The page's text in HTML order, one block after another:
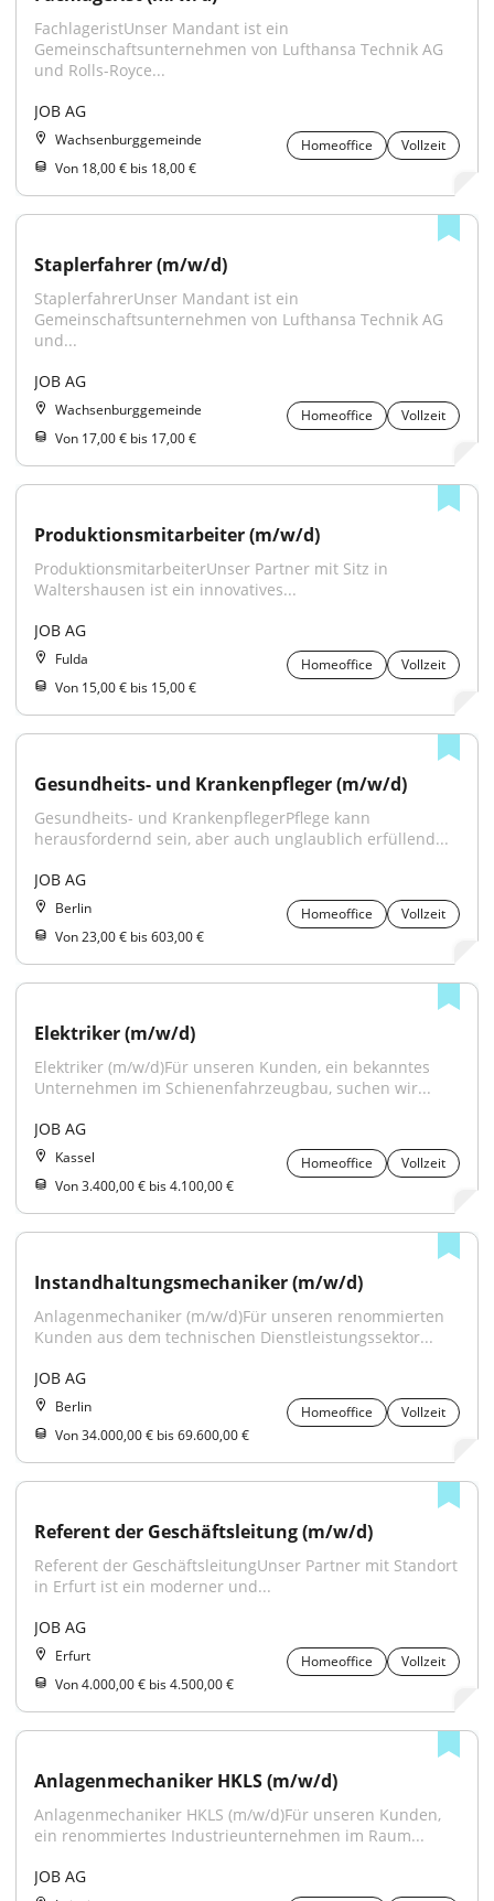
FachlageristUnser Mandant ist ein
Gemeinschaftsunternehmen von Lufthansa Technik AG
und Rolls-Royce...
JOB AG
Wachsenburggemeinde Homeoffice
Vollzeit
Von 18,00 € bis 18,00 €
Staplerfahrer (m/w/d)
StaplerfahrerUnser Mandant ist ein
Gemeinschaftsunternehmen von Lufthansa Technik AG
und...
JOB AG
Wachsenburggemeinde Homeoffice
Vollzeit
Von 17,00 € bis 17,00 €
Produktionsmitarbeiter (m/w/d)
ProduktionsmitarbeiterUnser Partner mit Sitz in
Waltershausen ist ein innovatives...
JOB AG
Fulda Homeoffice
Vollzeit
Von 15,00 € bis 15,00 €
Gesundheits- und Krankenpfleger (m/w/d)
Gesundheits- und KrankenpflegerPflege kann
herausfordernd sein, aber auch unglaublich erfüllend...
JOB AG
Berlin Homeoffice
Vollzeit
Von 23,00 € bis 603,00 €
Elektriker (m/w/d)
Elektriker (m/w/d)Für unseren Kunden, ein bekanntes
Unternehmen im Schienenfahrzeugbau, suchen wir...
JOB AG
Kassel Homeoffice
Vollzeit
Von 3.400,00 € bis 4.100,00 €
Instandhaltungsmechaniker (m/w/d)
Anlagenmechaniker (m/w/d)Für unseren renommierten
Kunden aus dem technischen Dienstleistungssektor...
JOB AG
Berlin Homeoffice
Vollzeit
Von 34.000,00 € bis 69.600,00 €
Referent der Geschäftsleitung (m/w/d)
Referent der GeschäftsleitungUnser Partner mit Standort
in Erfurt ist ein moderner und...
JOB AG
Erfurt Homeoffice
Vollzeit
Von 4.000,00 € bis 4.500,00 €
Anlagenmechaniker HKLS (m/w/d)
Anlagenmechaniker HKLS (m/w/d)Für unseren Kunden,
ein renommiertes Industrieunternehmen im Raum...
JOB AG